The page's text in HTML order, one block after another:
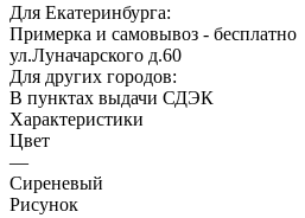
Для Екатеринбурга:
Примерка и самовывоз - бесплатно
ул.Луначарского д.60
Для других городов:
В пунктах выдачи СДЭК
Характеристики
Цвет
—
Сиреневый
Рисунок